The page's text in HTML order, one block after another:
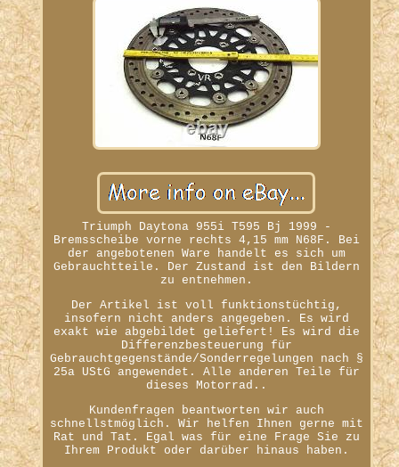
Triumph Daytona 955i T595 Bj 1999 -
Bremsscheibe vorne rechts 4,15 mm N68F. Bei
der angebotenen Ware handelt es sich um
Gebrauchtteile. Der Zustand ist den Bildern
zu entnehmen.
Der Artikel ist voll funktionstüchtig,
insofern nicht anders angegeben. Es wird
exakt wie abgebildet geliefert! Es wird die
Differenzbesteuerung für
Gebrauchtgegenstände/Sonderregelungen nach §
25a UStG angewendet. Alle anderen Teile für
dieses Motorrad..
Kundenfragen beantworten wir auch
schnellstmöglich. Wir helfen Ihnen gerne mit
Rat und Tat. Egal was für eine Frage Sie zu
Ihrem Produkt oder darüber hinaus haben.